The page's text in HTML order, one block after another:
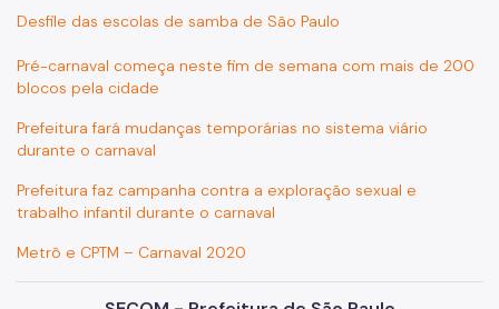
Desfile das escolas de samba de São Paulo
Pré-carnaval começa neste fim de semana com mais de 200
blocos pela cidade
Prefeitura fará mudanças temporárias no sistema viário
durante o carnaval
Prefeitura faz campanha contra a exploração sexual e
trabalho infantil durante o carnaval
Metrô e CPTM – Carnaval 2020